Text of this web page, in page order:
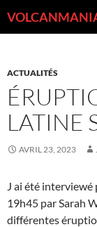
ACTUALITÉS
LATINE
AVRIL 23, 2023
J ai été
19h45 par Sarah
différentes